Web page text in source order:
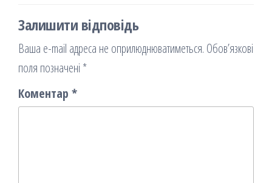
Залишити відповідь
Ваша e-mail адреса не оприлюднюватиметься. Обов’язкові
поля позначені *
Коментар *